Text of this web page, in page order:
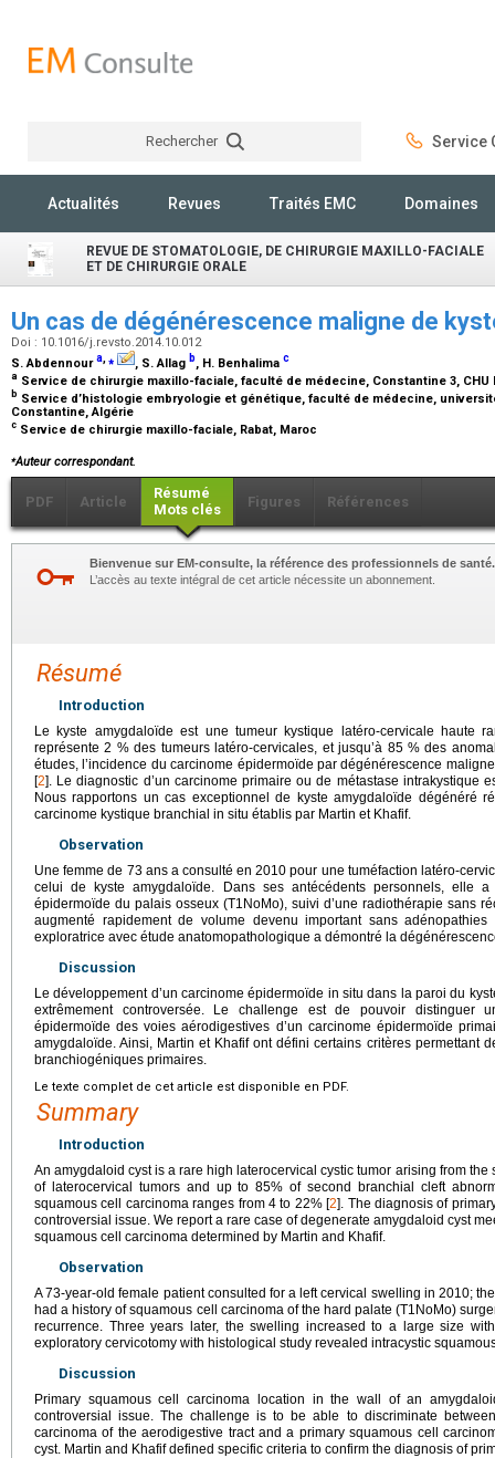
Rechercher Service
Actualités Revues Traités EMC Domaines
REVUE DE STOMATOLOGIE, DE CHIRURGIE MAXILLO-FACIALE
ET DE CHIRURGIE ORALE
Un cas de dégénérescence maligne de
Doi : 10.1016/j.revsto.2014.10.012
S. Abdennoura,⁎ , S. Allag b, H. Benhalima c
a Service de chirurgie maxillo-faciale, faculté de médecine, Constantine 3, CHU
b Service d’histologie embryologie et génétique, faculté de médecine,
Constantine, Algérie
c Service de chirurgie maxillo-faciale, Rabat, Maroc
⁎Auteur correspondant.
PDF Article
Résumé
Mots clés
Figures Références
Bienvenue sur EM-consulte, la référence des professionnels de santé.
L’accès au texte intégral de cet article nécessite un abonnement.
Résumé
Introduction
Le kyste amygdaloïde est une tumeur kystique latéro-cervicale haute
représente 2 % des tumeurs latéro-cervicales, et jusqu’à 85 % des
études, l’incidence du carcinome épidermoïde par dégénérescence
[2]. Le diagnostic d’un carcinome primaire ou de métastase intrakystique
Nous rapportons un cas exceptionnel de kyste amygdaloïde dégénéré
carcinome kystique branchial in situ établis par Martin et Khafif.
Observation
Une femme de 73 ans a consulté en 2010 pour une tuméfaction latéro-
celui de kyste amygdaloïde. Dans ses antécédents personnels, elle
épidermoïde du palais osseux (T1NoMo), suivi d’une radiothérapie sans
augmenté rapidement de volume devenu important sans
exploratrice avec étude anatomopathologique a démontré la
Discussion
Le développement d’un carcinome épidermoïde in situ dans la paroi du
extrêmement controversée. Le challenge est de pouvoir distinguer
épidermoïde des voies aérodigestives d’un carcinome épidermoïde
amygdaloïde. Ainsi, Martin et Khafif ont défini certains critères permettant
branchiogéniques primaires.
Le texte complet de cet article est disponible en PDF.
Summary
Introduction
An amygdaloid cyst is a rare high laterocervical cystic tumor arising from
of laterocervical tumors and up to 85% of second branchial cleft
squamous cell carcinoma ranges from 4 to 22% [2]. The diagnosis of
controversial issue. We report a rare case of degenerate amygdaloid cyst
squamous cell carcinoma determined by Martin and Khafif.
Observation
A 73-year-old female patient consulted for a left cervical swelling in 2010;
had a history of squamous cell carcinoma of the hard palate (T1NoMo)
recurrence. Three years later, the swelling increased to a large size
exploratory cervicotomy with histological study revealed intracystic
Discussion
Primary squamous cell carcinoma location in the wall of an
controversial issue. The challenge is to be able to discriminate
carcinoma of the aerodigestive tract and a primary squamous cell
cyst. Martin and Khafif defined specific criteria to confirm the diagnosis of